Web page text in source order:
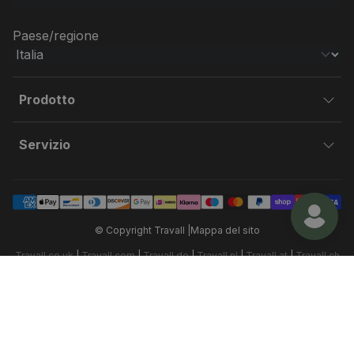
Paese/regione
Prodotto
Servizio
© Copyright Travall | Mappa del sito
Travall.co.uk|Travall.com|Travall.de|Travall.nl|Travall.at|Travall.ch